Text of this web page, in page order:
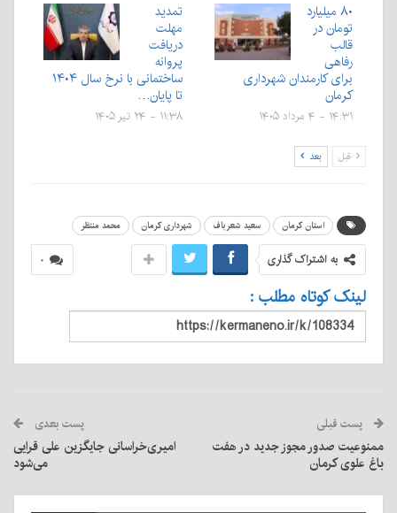
۸۰ میلیارد
تومان در
قالب
رفاهی
برای کارمندان شهرداری
کرمان
۱۴:۳۱ - ۴ مرداد ۱۴۰۵
تمدید
مهلت
دریافت
پروانه
ساختمانی با نرخ سال ۱۴۰۴
تا پایان…
۱۱:۳۸ - ۲۴ تیر ۱۴۰۵
قبل بعد
استان کرمان سعید شعرباف شهرداری کرمان محمد منتظر
۰ به اشتراک گذاری
لینک کوتاه مطلب :
پست قبلی
ممنوعیت صدور مجوز جدید در هفت
باغ علوی کرمان
پست بعدی
امیری‌خراسانی جایگزین علی قرایی
می‌شود